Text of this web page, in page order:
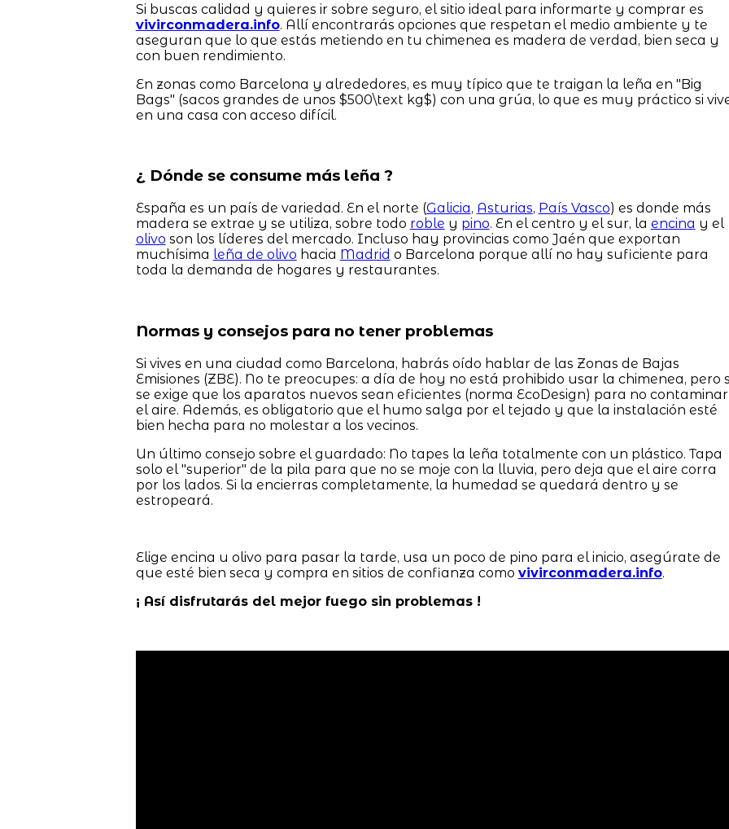
Si buscas calidad y quieres ir sobre seguro, el sitio ideal para informarte y comprar es
vivirconmadera.info. Allí encontrarás opciones que respetan el medio ambiente y te
aseguran que lo que estás metiendo en tu chimenea es madera de verdad, bien seca y
con buen rendimiento.
En zonas como Barcelona y alrededores, es muy típico que te traigan la leña en "Big
Bags" (sacos grandes de unos $500\text kg$) con una grúa, lo que es muy práctico si
en una casa con acceso difícil.
¿ Dónde se consume más leña ?
España es un país de variedad. En el norte (Galicia, Asturias, País Vasco) es donde más
madera se extrae y se utiliza, sobre todo roble y pino. En el centro y el sur, la encina y el
olivo son los líderes del mercado. Incluso hay provincias como Jaén que exportan
muchísima leña de olivo hacia Madrid o Barcelona porque allí no hay suficiente para
toda la demanda de hogares y restaurantes.
Normas y consejos para no tener problemas
Si vives en una ciudad como Barcelona, habrás oído hablar de las Zonas de Bajas
Emisiones (ZBE). No te preocupes: a día de hoy no está prohibido usar la chimenea, pero
se exige que los aparatos nuevos sean eficientes (norma EcoDesign) para no contaminar
el aire. Además, es obligatorio que el humo salga por el tejado y que la instalación esté
bien hecha para no molestar a los vecinos.
Un último consejo sobre el guardado: No tapes la leña totalmente con un plástico. Tapa
solo el "superior" de la pila para que no se moje con la lluvia, pero deja que el aire corra
por los lados. Si la encierras completamente, la humedad se quedará dentro y se
estropeará.
Elige encina u olivo para pasar la tarde, usa un poco de pino para el inicio, asegúrate de
que esté bien seca y compra en sitios de confianza como vivirconmadera.info.
¡ Así disfrutarás del mejor fuego sin problemas !